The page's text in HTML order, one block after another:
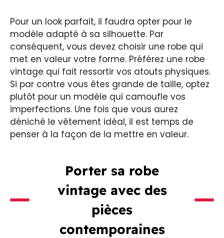
Pour un look parfait, il faudra opter pour le
modèle adapté à sa silhouette. Par
conséquent, vous devez choisir une robe qui
met en valeur votre forme. Préférez une robe
vintage qui fait ressortir vos atouts physiques.
Si par contre vous êtes grande de taille, optez
plutôt pour un modèle qui camoufle vos
imperfections. Une fois que vous aurez
déniché le vêtement idéal, il est temps de
penser à la façon de la mettre en valeur.
Porter sa robe
vintage avec des
pièces
contemporaines